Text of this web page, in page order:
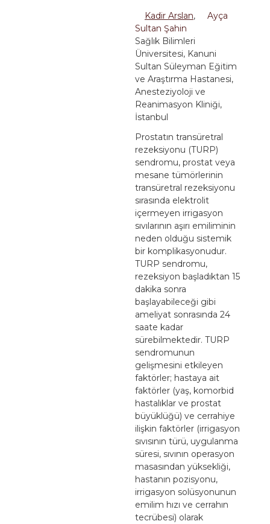
Kadir Arslan,
Ayça
Sultan Şahin
Sağlık Bilimleri
Üniversitesi, Kanuni
Sultan Süleyman Eğitim
ve Araştırma Hastanesi,
Anesteziyoloji ve
Reanimasyon Kliniği,
İstanbul
Prostatın transüretral
rezeksiyonu (TURP)
sendromu, prostat veya
mesane tümörlerinin
transüretral rezeksiyonu
sırasında elektrolit
içermeyen irrigasyon
sıvılarının aşırı emiliminin
neden olduğu sistemik
bir komplikasyonudur.
TURP sendromu,
rezeksiyon başladıktan 15
dakika sonra
başlayabileceği gibi
ameliyat sonrasında 24
saate kadar
sürebilmektedir. TURP
sendromunun
gelişmesini etkileyen
faktörler; hastaya ait
faktörler (yaş, komorbid
hastalıklar ve prostat
büyüklüğü) ve cerrahiye
ilişkin faktörler (irrigasyon
sıvısının türü, uygulanma
süresi, sıvının operasyon
masasından yüksekliği,
hastanın pozisyonu,
irrigasyon solüsyonunun
emilim hızı ve cerrahın
tecrübesi) olarak